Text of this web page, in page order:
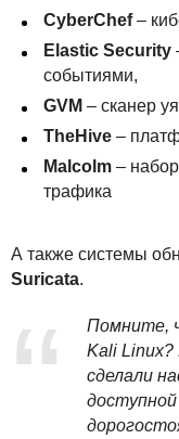
CyberChef–
Elastic Security
событиями,
GVM – сканер
TheHive –
Malcolm –
трафика
А также системы
Suricata.
Помните,
Kali
сделали